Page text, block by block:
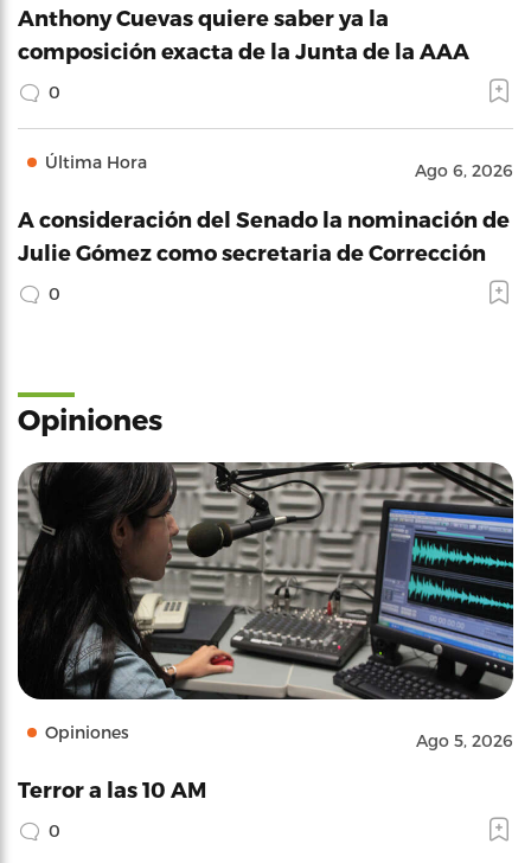
Anthony Cuevas quiere saber ya la
composición exacta de la Junta de la AAA
0
Última Hora Ago 6, 2026
A consideración del Senado la nominación de
Julie Gómez como secretaria de Corrección
0
Opiniones
Opiniones Ago 5, 2026
Terror a las 10 AM
0